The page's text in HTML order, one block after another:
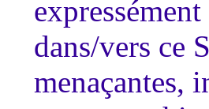
dans/vers ce
menaçantes,